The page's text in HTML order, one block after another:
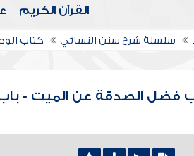
القرآن الكريم
سلسلة شرح سنن النسائي كتاب
فضل الصدقة عن الميت -